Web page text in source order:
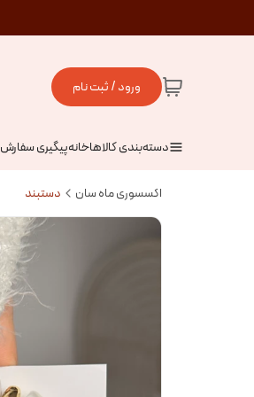
ورود / ثبت نام
دسته‌بندی کالاهاخانهپیگیری سفارش
اکسسوری ماه سان دستبند